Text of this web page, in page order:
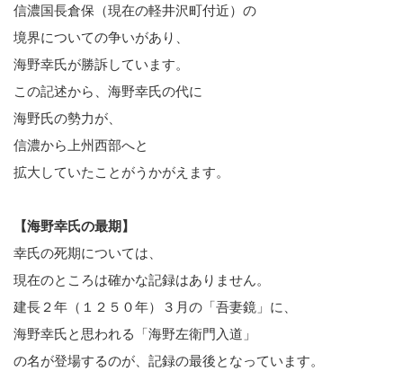
信濃国長倉保（現在の軽井沢町付近）の
境界についての争いがあり、
海野幸氏が勝訴しています。
この記述から、海野幸氏の代に
海野氏の勢力が、
信濃から上州西部へと
拡大していたことがうかがえます。
【海野幸氏の最期】
幸氏の死期については、
現在のところは確かな記録はありません。
建長２年（１２５０年）３月の「吾妻鏡」に、
海野幸氏と思われる「海野左衛門入道」
の名が登場するのが、記録の最後となっています。